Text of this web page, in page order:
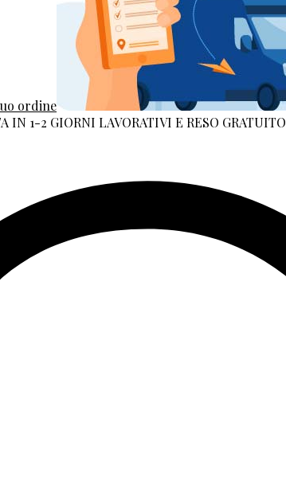
ordine
IN 1-2 GIORNI LAVORATIVI E RESO GRATUITO